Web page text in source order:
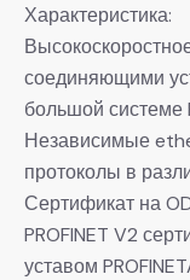
Характеристика:
соединяющими
большой системе
Независимые
протоколы в
Сертификат на
PROFINET V2
уставом